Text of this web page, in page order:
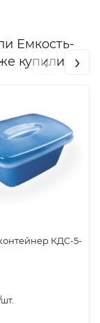
Емкость-
купили
КДС-5-
шт.
‹ ›